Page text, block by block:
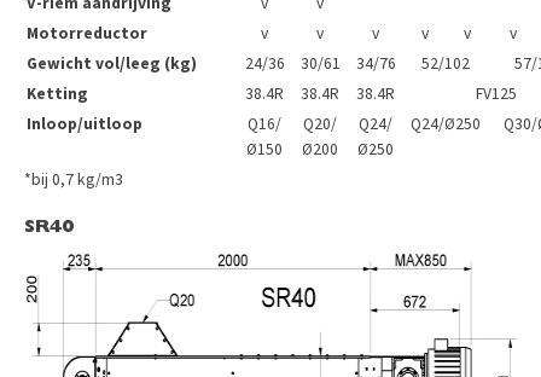
Motorreductor
v v v v v
v
Gewicht vol/leeg (kg)
24/36 30/61 34/76 52/102
57/
Ketting
38.4R 38.4R 38.4R
FV125
Inloop/uitloop
Q16/
Ø150
Q20/
Ø200
Q24/
Ø250
Q24/Ø250
*bij 0,7 kg/m3
SR40